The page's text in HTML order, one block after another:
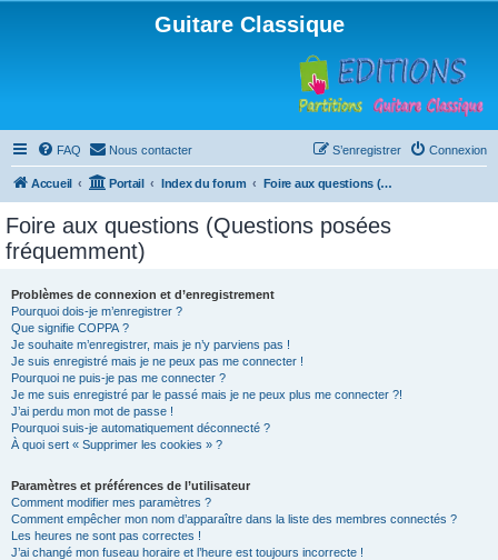
Guitare Classique
FAQ Nous contacter Connexion
S’enregistrer
Accueil Portail Index du forum Foire aux questions (Questions posées fréquemment)
Foire aux questions (Questions posées
fréquemment)
Problèmes de connexion et d’enregistrement
Pourquoi dois-je m’enregistrer ?
Que signifie COPPA ?
Je souhaite m’enregistrer, mais je n’y parviens pas !
Je suis enregistré mais je ne peux pas me connecter !
Pourquoi ne puis-je pas me connecter ?
Je me suis enregistré par le passé mais je ne peux plus me connecter ?!
J’ai perdu mon mot de passe !
Pourquoi suis-je automatiquement déconnecté ?
À quoi sert « Supprimer les cookies » ?
Paramètres et préférences de l’utilisateur
Comment modifier mes paramètres ?
Comment empêcher mon nom d’apparaître dans la liste des membres connectés ?
Les heures ne sont pas correctes !
J’ai changé mon fuseau horaire et l’heure est toujours incorrecte !